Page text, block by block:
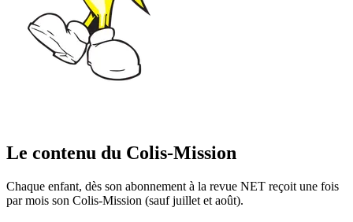
Le contenu du Colis-Mission
Chaque enfant, dès son abonnement à la revue NET reçoit une fois
par mois son Colis-Mission (sauf juillet et août).